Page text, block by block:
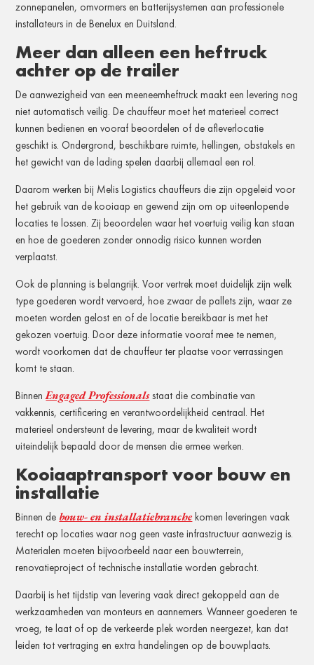
zonnepanelen, omvormers en batterijsystemen aan professionele
installateurs in de Benelux en Duitsland.
Meer dan alleen een heftruck
achter op de trailer
De aanwezigheid van een meeneemheftruck maakt een levering nog
niet automatisch veilig. De chauffeur moet het materieel correct
kunnen bedienen en vooraf beoordelen of de afleverlocatie
geschikt is. Ondergrond, beschikbare ruimte, hellingen, obstakels en
het gewicht van de lading spelen daarbij allemaal een rol.
Daarom werken bij Melis Logistics chauffeurs die zijn opgeleid voor
het gebruik van de kooiaap en gewend zijn om op uiteenlopende
locaties te lossen. Zij beoordelen waar het voertuig veilig kan staan
en hoe de goederen zonder onnodig risico kunnen worden
verplaatst.
Ook de planning is belangrijk. Voor vertrek moet duidelijk zijn welk
type goederen wordt vervoerd, hoe zwaar de pallets zijn, waar ze
moeten worden gelost en of de locatie bereikbaar is met het
gekozen voertuig. Door deze informatie vooraf mee te nemen,
wordt voorkomen dat de chauffeur ter plaatse voor verrassingen
komt te staan.
BinnenEngaged Professionalsstaat die combinatie van
vakkennis, certificering en verantwoordelijkheid centraal. Het
materieel ondersteunt de levering, maar de kwaliteit wordt
uiteindelijk bepaald door de mensen die ermee werken.
Kooiaaptransport voor bouw en
installatie
Binnen de bouw- en installatiebranche komen leveringen vaak
terecht op locaties waar nog geen vaste infrastructuur aanwezig is.
Materialen moeten bijvoorbeeld naar een bouwterrein,
renovatieproject of technische installatie worden gebracht.
Daarbij is het tijdstip van levering vaak direct gekoppeld aan de
werkzaamheden van monteurs en aannemers. Wanneer goederen te
vroeg, te laat of op de verkeerde plek worden neergezet, kan dat
leiden tot vertraging en extra handelingen op de bouwplaats.